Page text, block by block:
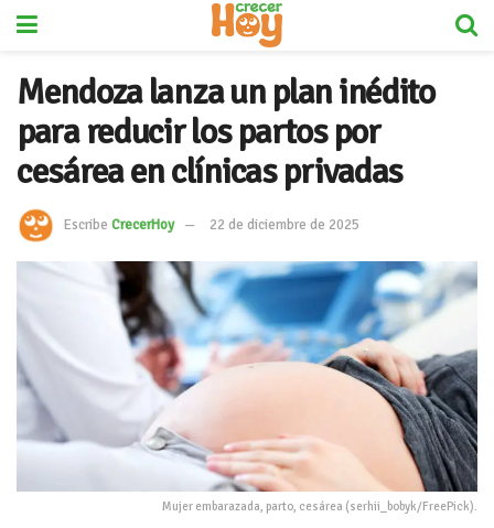
Mendoza lanza un plan inédito
para reducir los partos por
cesárea en clínicas privadas
Escribe CrecerHoy 22 de diciembre de 2025
Mujer embarazada, parto, cesárea (serhii_bobyk/FreePick).